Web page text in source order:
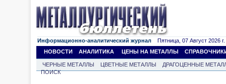
Информационно-аналитический журнал Пятница, 07 Август 2026 г.
НОВОСТИ
АНАЛИТИКА ЦЕНЫ НА МЕТАЛЛЫ
ЧЕРНЫЕ МЕТАЛЛЫ ЦВЕТНЫЕ МЕТАЛЛЫ
ДРАГОЦЕННЫЕ
ПОИСК